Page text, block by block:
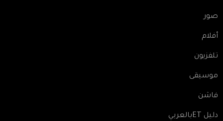
صور
أفلام
تلفزيون
موسيقى
فاشن
دليل ETبالعربي